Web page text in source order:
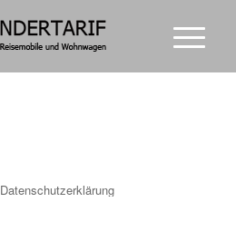
Datenschutzerklärung